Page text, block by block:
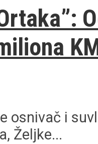
osnivač i
Željke...